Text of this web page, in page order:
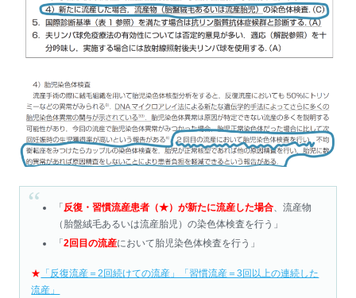
「 反復・習慣流産患者（★）が新たに流産した場合、流産物
（胎盤絨毛あるいは流産胎児）の染色体検査を行う」
「2回目の流産において胎児染色体検査を行う」
★ 「反復流産＝2回続けての流産」「習慣流産＝3回以上の連続した
流産」